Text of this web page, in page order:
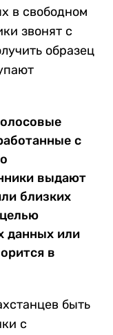
в свободном
звонят с
образец
с
выдают
близких
данных или
в
быть
с